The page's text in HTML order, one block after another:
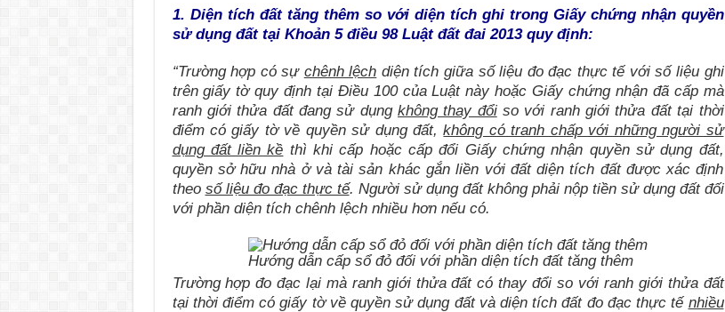
1. Diện tích đất tăng thêm so với diện tích ghi trong Giấy chứng nhận quyền
sử dụng đất tại Khoản 5 điều 98 Luật đất đai 2013 quy định:
“Trường hợp có sự chênh lệch diện tích giữa số liệu đo đạc thực tế với số liệu ghi
trên giấy tờ quy định tại Điều 100 của Luật này hoặc Giấy chứng nhận đã cấp mà
ranh giới thửa đất đang sử dụng không thay đổiso với ranh giới thửa đất tại thời
điểm có giấy tờ về quyền sử dụng đất,không có tranh chấp với những người sử
dụng đất liền kề thì khi cấp hoặc cấp đổi Giấy chứng nhận quyền sử dụng đất,
quyền sở hữu nhà ở và tài sản khác gắn liền với đất diện tích đất được xác định
theo số liệu đo đạc thực tế. Người sử dụng đất không phải nộp tiền sử dụng đất đối
với phần diện tích chênh lệch nhiều hơn nếu có.
Hướng dẫn cấp sổ đỏ đối với phần diện tích đất tăng thêm
Trường hợp đo đạc lại mà ranh giới thửa đất có thay đổi so với ranh giới thửa đất
tại thời điểm có giấy tờ về quyền sử dụng đất và diện tích đất đo đạc thực tế nhiều